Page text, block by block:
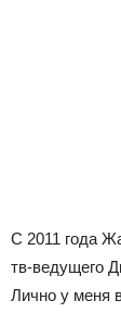
С 2011 года
тв-ведущего
Лично у меня